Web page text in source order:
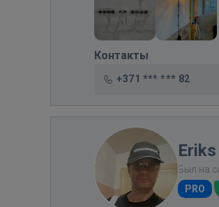
Контакты
+371 *** *** 82
Eriks
Был на
PRO